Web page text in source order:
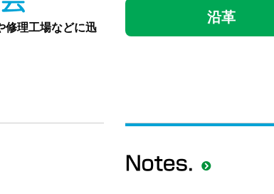
修理工場などに迅
沿革